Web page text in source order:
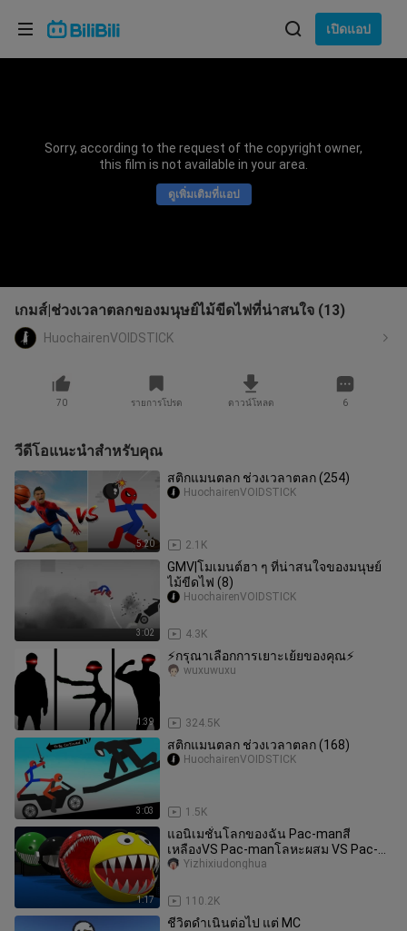
เปิดแอป
Sorry, according to the request of the copyright owner,
this film is not available in your area.
ดูเพิ่มเติมที่แอป
เกมส์|ช่วงเวลาตลกของมนุษย์ไม้ขีดไฟที่น่าสนใจ (13)
HuochairenVOIDSTICK
70 รายการโปรด ดาวน์โหลด 6
วีดีโอแนะนำสำหรับคุณ
5:20
สติกแมนตลก ช่วงเวลาตลก (254)
2.1K
HuochairenVOIDSTICK
3:02
GMV|โมเมนต์ฮา ๆ ที่น่าสนใจของมนุษย์
ไม้ขีดไฟ (8)
4.3K
HuochairenVOIDSTICK
1:39
⚡️กรุณาเลือกการเยาะเย้ยของคุณ⚡️
324.5K
wuxuwuxu
3:03
สติกแมนตลก ช่วงเวลาตลก (168)
1.5K
HuochairenVOIDSTICK
1:17
แอนิเมชั่นโลกของฉัน Pac-manสี
เหลืองVS Pac-manโลหะผสม VS Pac-
manสีแดง
110.2K
Yizhixiudonghua
ชีวิตดำเนินต่อไป แต่ MC
เลือกภาษา